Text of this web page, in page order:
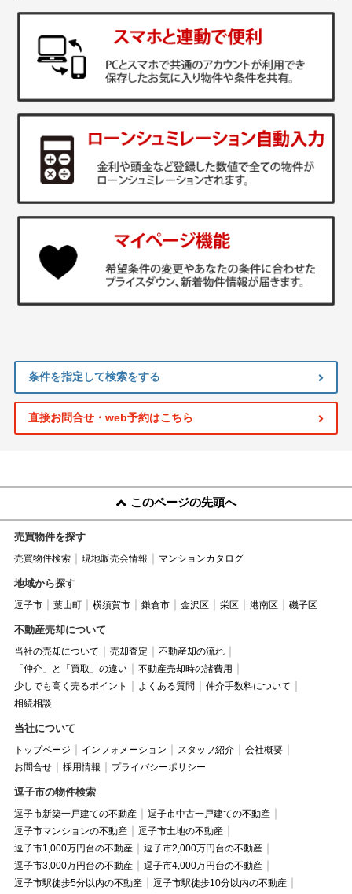
条件を指定して検索をする
直接お問合せ・web予約はこちら
このページの先頭へ
売買物件を探す
売買物件検索 現地販売会情報 マンションカタログ
地域から探す
逗子市 葉山町 横須賀市 鎌倉市 金沢区 栄区 港南区 磯子区
不動産売却について
当社の売却について 売却査定
不動産却の流れ
「仲介」と「買取」の違い
不動産売却時の諸費用
少しでも高く売るポイント
よくある質問
仲介手数料について
相続相談
当社について
トップページ インフォメーション スタッフ紹介
会社概要
お問合せ
採用情報 プライバシーポリシー
逗子市の物件検索
逗子市新築一戸建ての不動産
逗子市中古一戸建ての不動産
逗子市マンションの不動産
逗子市土地の不動産
逗子市1,000万円台の不動産
逗子市2,000万円台の不動産
逗子市3,000万円台の不動産
逗子市4,000万円台の不動産
逗子市駅徒歩5分以内の不動産
逗子市駅徒歩10分以内の不動産